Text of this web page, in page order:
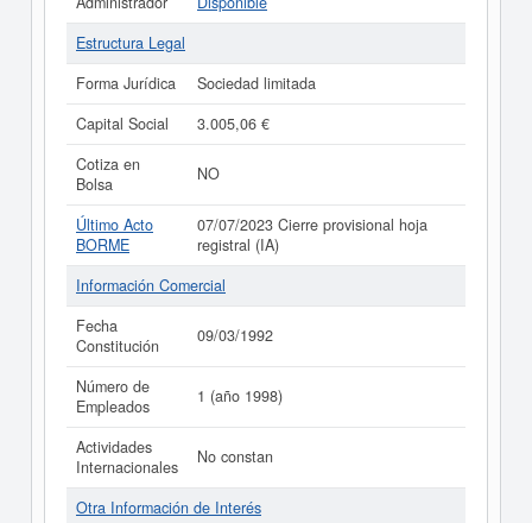
Estructura Legal
Forma Jurídica
Sociedad limitada
Capital Social
3.005,06 €
Cotiza en
Bolsa
NO
Último Acto
BORME
07/07/2023 Cierre provisional hoja
registral (IA)
Información Comercial
Fecha
Constitución
09/03/1992
Número de
Empleados
1 (año 1998)
Actividades
Internacionales
No constan
Otra Información de Interés